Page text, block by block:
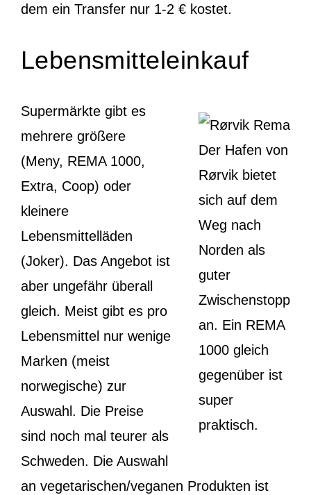
dem ein Transfer nur 1-2 € kostet.
Lebensmitteleinkauf
Der Hafen von
Rørvik bietet
sich auf dem
Weg nach
Norden als
guter
Zwischenstopp
an. Ein REMA
1000 gleich
gegenüber ist
super
praktisch.
Supermärkte gibt es
mehrere größere
(Meny, REMA 1000,
Extra, Coop) oder
kleinere
Lebensmittelläden
(Joker). Das Angebot ist
aber ungefähr überall
gleich. Meist gibt es pro
Lebensmittel nur wenige
Marken (meist
norwegische) zur
Auswahl. Die Preise
sind noch mal teurer als
Schweden. Die Auswahl
an vegetarischen/veganen Produkten ist